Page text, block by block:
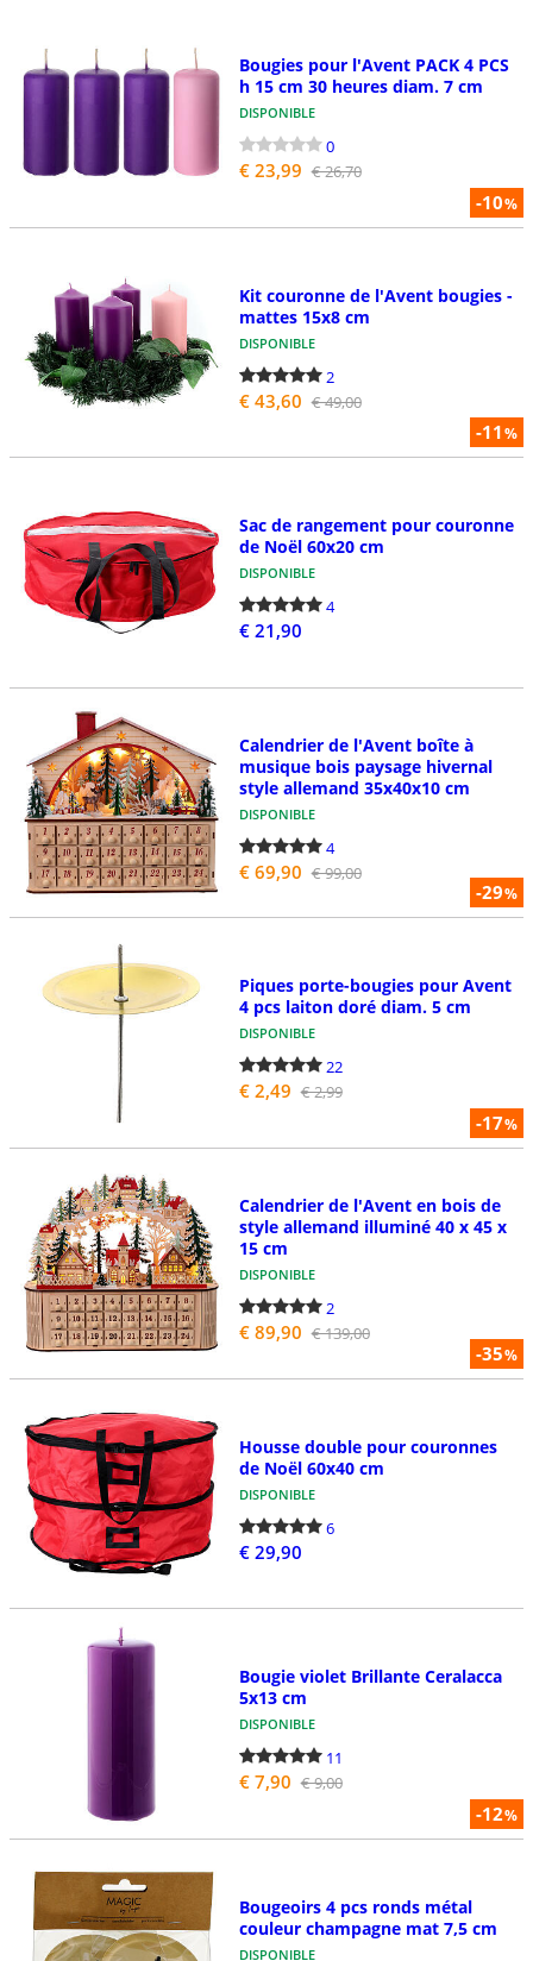
-10%
Bougies pour l'Avent PACK 4 PCS
h 15 cm 30 heures diam. 7 cm
DISPONIBLE
0
€ 23,99 € 26,70
-11%
Kit couronne de l'Avent bougies -
mattes 15x8 cm
DISPONIBLE
2
€ 43,60 € 49,00
Sac de rangement pour couronne
de Noël 60x20 cm
DISPONIBLE
4
€ 21,90
-29%
Calendrier de l'Avent boîte à
musique bois paysage hivernal
style allemand 35x40x10 cm
DISPONIBLE
4
€ 69,90 € 99,00
-17%
Piques porte-bougies pour Avent
4 pcs laiton doré diam. 5 cm
DISPONIBLE
22
€ 2,49 € 2,99
-35%
Calendrier de l'Avent en bois de
style allemand illuminé 40 x 45 x
15 cm
DISPONIBLE
2
€ 89,90 € 139,00
Housse double pour couronnes
de Noël 60x40 cm
DISPONIBLE
6
€ 29,90
-12%
Bougie violet Brillante Ceralacca
5x13 cm
DISPONIBLE
11
€ 7,90 € 9,00
Bougeoirs 4 pcs ronds métal
couleur champagne mat 7,5 cm
DISPONIBLE